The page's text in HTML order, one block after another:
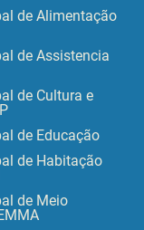
de Alimentação
de Assistencia
de Cultura e
de Educação
de Habitação
de Meio